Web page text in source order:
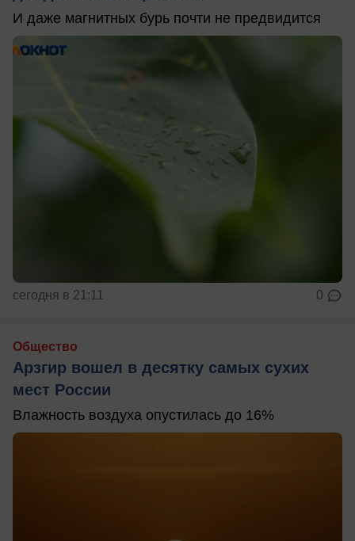
И даже магнитных бурь почти не предвидится
сегодня в 21:11 0
Общество
Арзгир вошел в десятку самых сухих
мест России
Влажность воздуха опустилась до 16%